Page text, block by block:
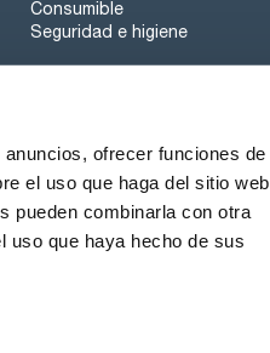
ofrecer funciones de
el uso que haga del sitio web
pueden combinarla con otra
uso que haya hecho de sus
Consumible
Seguridad e higiene
Trabaja con nosotros